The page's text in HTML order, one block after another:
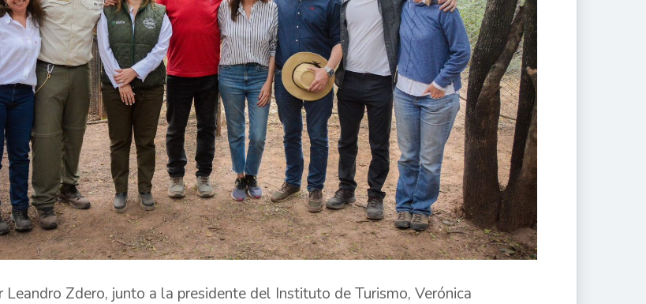
Leandro Zdero, junto a la presidente del Instituto de Turismo, Verónica